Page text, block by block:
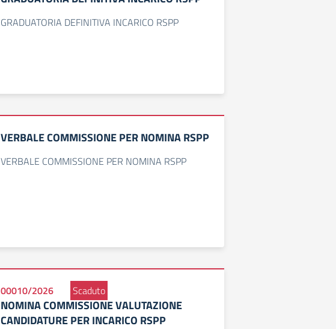
GRADUATORIA DEFINITIVA INCARICO RSPP
VERBALE COMMISSIONE PER NOMINA RSPP
VERBALE COMMISSIONE PER NOMINA RSPP
00010/2026 Scaduto
NOMINA COMMISSIONE VALUTAZIONE
CANDIDATURE PER INCARICO RSPP